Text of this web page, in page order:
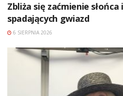
Zbliża się zaćmienie
spadających gwiazd
6 SIERPNIA 2026